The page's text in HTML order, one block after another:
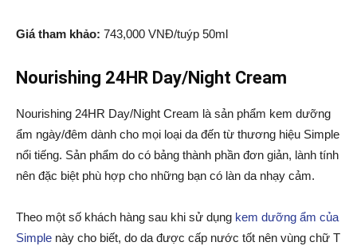
Giá tham khảo: 743,000 VNĐ/tuýp 50ml
Nourishing 24HR Day/Night Cream
Nourishing 24HR Day/Night Cream là sản phẩm kem dưỡng
ẩm ngày/đêm dành cho mọi loại da đến từ thương hiệu Simple
nổi tiếng. Sản phẩm do có bảng thành phần đơn giản, lành tính
nên đặc biệt phù hợp cho những bạn có làn da nhạy cảm.
Theo một số khách hàng sau khi sử dụng kem dưỡng ẩm của
Simple này cho biết, do da được cấp nước tốt nên vùng chữ T